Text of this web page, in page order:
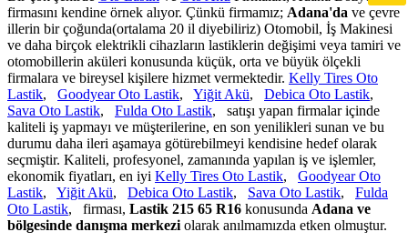
firmasını kendine örnek alıyor. Çünkü firmamız; Adana'da ve çevre
illerin bir çoğunda(ortalama 20 il diyebiliriz) Otomobil, İş Makinesi
ve daha birçok elektrikli cihazların lastiklerin değişimi veya tamiri ve
otomobillerin aküleri konusunda küçük, orta ve büyük ölçekli
firmalara ve bireysel kişilere hizmet vermektedir. Kelly Tires Oto
Lastik, Goodyear Oto Lastik, Yiğit Akü, Debica Oto Lastik,
Sava Oto Lastik, Fulda Oto Lastik, satışı yapan firmalar içinde
kaliteli iş yapmayı ve müşterilerine, en son yenilikleri sunan ve bu
durumu daha ileri aşamaya götürebilmeyi kendisine hedef olarak
seçmiştir. Kaliteli, profesyonel, zamanında yapılan iş ve işlemler,
ekonomik fiyatları, en iyi Kelly Tires Oto Lastik, Goodyear Oto
Lastik, Yiğit Akü, Debica Oto Lastik, Sava Oto Lastik, Fulda
Oto Lastik, firması, Lastik 215 65 R16 konusunda Adana ve
bölgesinde danışma merkezi olarak anılmamızda etken olmuştur.